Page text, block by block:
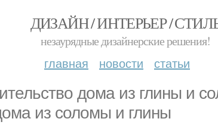
ДИЗАЙН / ИНТЕРЬЕР /
незаурядные дизайнерские решения!
главная новости статьи
дома из глины и
из соломы и глины